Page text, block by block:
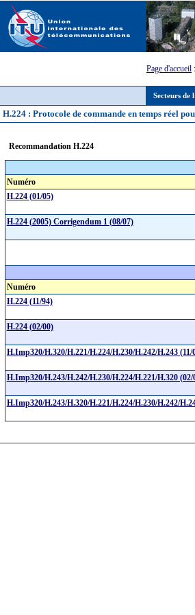
Secteurs de
Page d'accueil :
H.224 : Protocole de commande en temps réel
Recommandation H.224
Numéro
H.224 (01/05)
H.224 (2005) Corrigendum 1 (08/07)
Numéro
H.224 (11/94)
H.224 (02/00)
H.Imp320/H.320/H.221/H.224/H.230/H.242/H.243 (11/
H.Imp320/H.243/H.242/H.230/H.224/H.221/H.320 (02/
H.Imp320/H.243/H.320/H.221/H.224/H.230/H.242/